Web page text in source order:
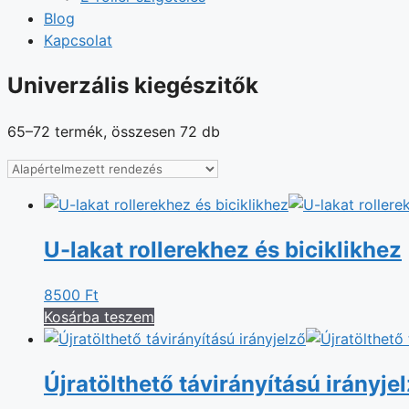
Blog
Kapcsolat
Univerzális kiegészitők
65–72 termék, összesen 72 db
U-lakat rollerekhez és biciklikhez
8500 Ft
Kosárba teszem
Újratölthető távirányítású